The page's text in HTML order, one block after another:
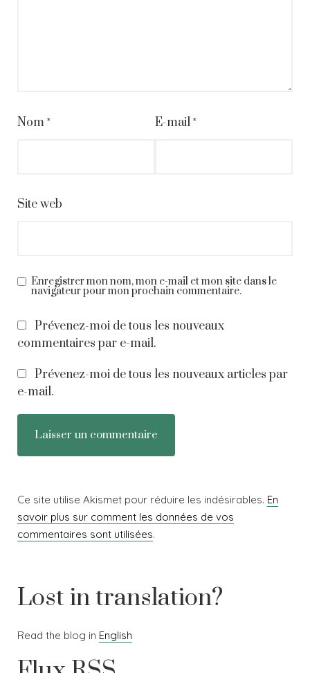
Nom * E-mail *
Site web
Enregistrer mon nom, mon e-mail et mon site dans le
navigateur pour mon prochain commentaire.
Prévenez-moi de tous les nouveaux
commentaires par e-mail.
Prévenez-moi de tous les nouveaux articles par
e-mail.
Ce site utilise Akismet pour réduire les indésirables. En
savoir plus sur comment les données de vos
commentaires sont utilisées.
Lost in translation?
Read the blog in English